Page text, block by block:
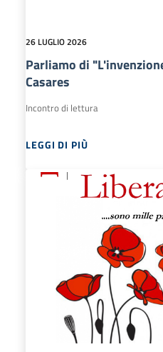
26 LUGLIO 2026
Parliamo di
Casares
Incontro di lettura
LEGGI DI PIÙ